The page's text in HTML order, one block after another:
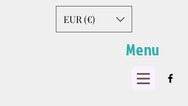
Menu
EUR (€)